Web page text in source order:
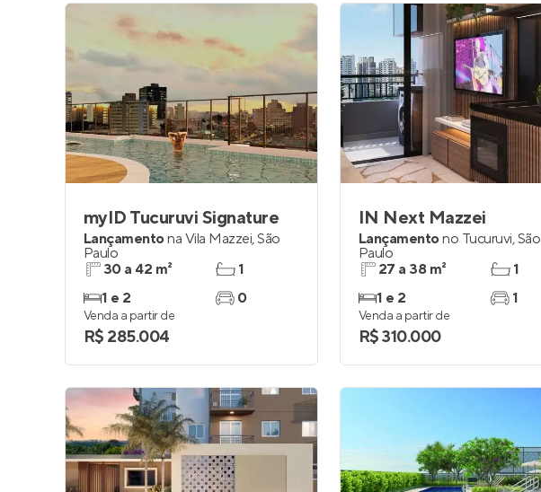
myID Tucuruvi Signature
Lançamentona Vila Mazzei,São
Paulo
30 a 42 m²
1 e 2
1
0
Venda a partir de
R$ 285.004
IN Next Mazzei
Lançamentono Tucuruvi,São
Paulo
27 a 38 m²
1 e 2
1
1
Venda a partir de
R$ 310.000